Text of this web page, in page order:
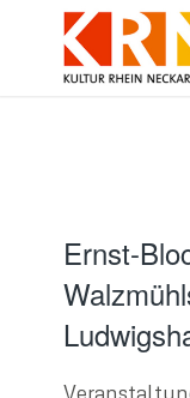
Ernst-